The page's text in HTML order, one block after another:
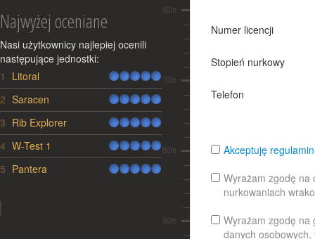
Najwyżej oceniane
Nasi użytkownicy najlepiej ocenili
następujące jednostki:
Lp.
Jednostka Ocena
1
Litoral
2 Saracen
3 Rib Explorer
4 W-Test 1
5 Pantera
Numer licencji
Stopień nurkowy
Telefon
Akceptuję
Wyrażam zgodę na
nurkowaniach
Wyrażam zgodę na
danych